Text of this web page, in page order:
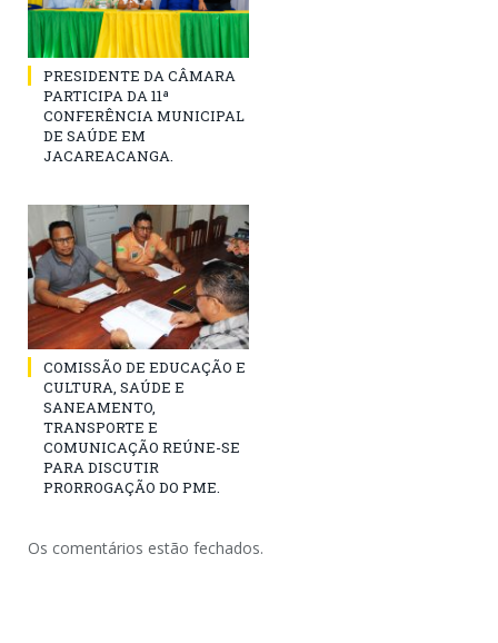
PRESIDENTE DA CÂMARA
PARTICIPA DA 11ª
CONFERÊNCIA MUNICIPAL
DE SAÚDE EM
JACAREACANGA.
COMISSÃO DE EDUCAÇÃO E
CULTURA, SAÚDE E
SANEAMENTO,
TRANSPORTE E
COMUNICAÇÃO REÚNE-SE
PARA DISCUTIR
PRORROGAÇÃO DO PME.
Os comentários estão fechados.